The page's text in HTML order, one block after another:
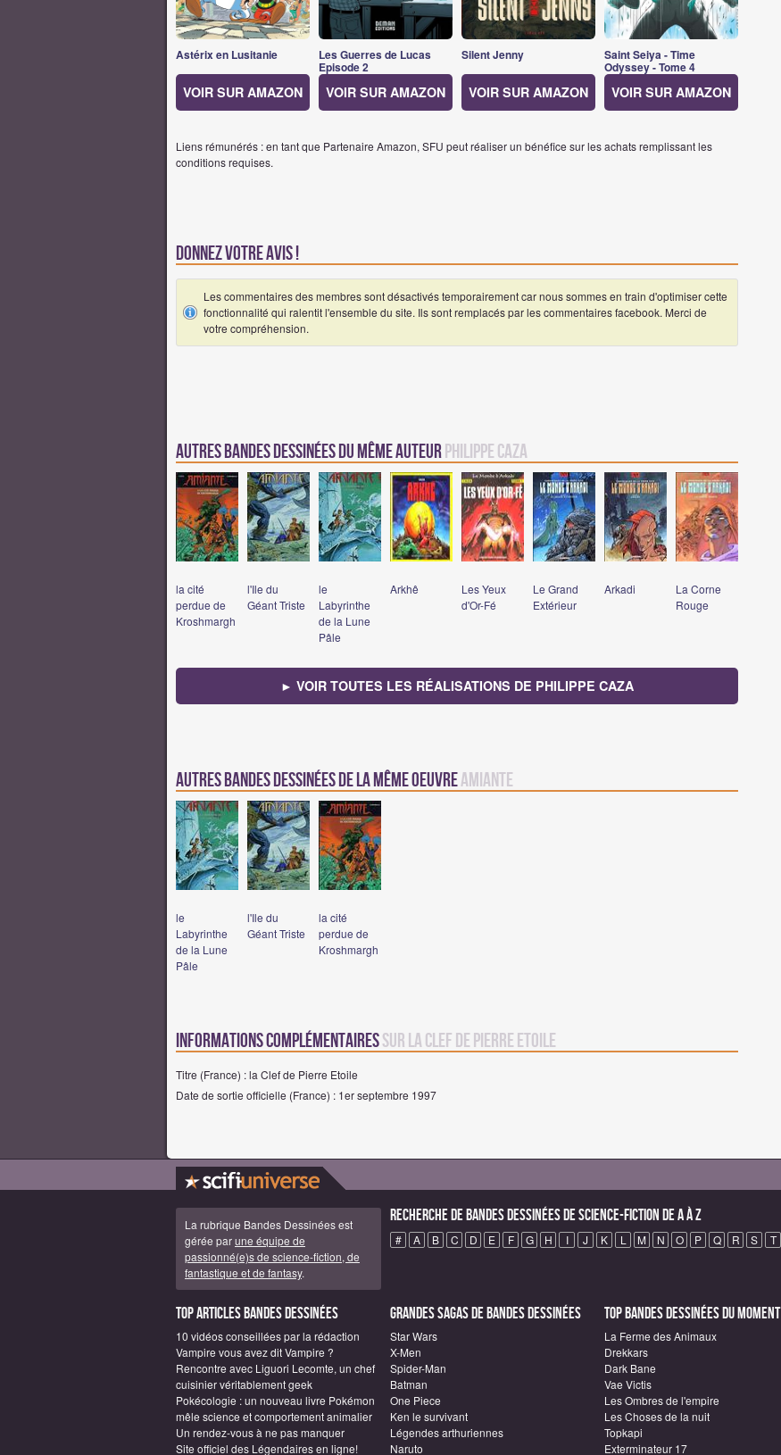
Astérix en Lusitanie
VOIR SUR AMAZON
Les Guerres de Lucas
Episode 2
VOIR SUR AMAZON
Silent Jenny
VOIR SUR AMAZON
Saint Seiya - Time
Odyssey - Tome 4
VOIR SUR AMAZON
Liens rémunérés : en tant que Partenaire Amazon, SFU peut réaliser un bénéfice sur les achats remplissant les
conditions requises.
Donnez votre avis !
Les commentaires des membres sont désactivés temporairement car nous sommes en train d'optimiser cette
fonctionnalité qui ralentit l'ensemble du site. Ils sont remplacés par les commentaires facebook. Merci de
votre compréhension.
Autres Bandes Dessinées du même auteur Philippe Caza
la cité
perdue de
Kroshmargh
l'Ile du
Géant Triste
le
Labyrinthe
de la Lune
Pâle
Arkhê
Les Yeux
d'Or-Fé
Le Grand
Extérieur
Arkadi
La Corne
Rouge
► VOIR TOUTES LES RÉALISATIONS DE PHILIPPE CAZA
Autres bandes dessinées de la même oeuvreAmiante
le
Labyrinthe
de la Lune
Pâle
l'Ile du
Géant Triste
la cité
perdue de
Kroshmargh
Informations complémentairessur la Clef de Pierre Etoile
Titre (France) : la Clef de Pierre Etoile
Date de sortie officielle (France) : 1er septembre 1997
La rubrique Bandes Dessinées est
gérée parune équipe de
passionné(e)s de science-fiction, de
fantastique et de fantasy.
Recherche de Bandes Dessinées de science-fiction de A à Z
# A B C D E F G H I J K L M N O P Q R S T
Top articles Bandes Dessinées
10 vidéos conseillées par la rédaction
Vampire vous avez dit Vampire ?
Rencontre avec Liguori Lecomte, un chef
cuisinier véritablement geek
Pokécologie : un nouveau livre Pokémon
mêle science et comportement animalier
Un rendez-vous à ne pas manquer
Site officiel des Légendaires en ligne!
Grandes sagas de Bandes Dessinées
Star Wars
X-Men
Spider-Man
Batman
One Piece
Ken le survivant
Légendes arthuriennes
Naruto
Top Bandes Dessinées du moment
La Ferme des Animaux
Drekkars
Dark Bane
Vae Victis
Les Ombres de l'empire
Les Choses de la nuit
Topkapi
Exterminateur 17